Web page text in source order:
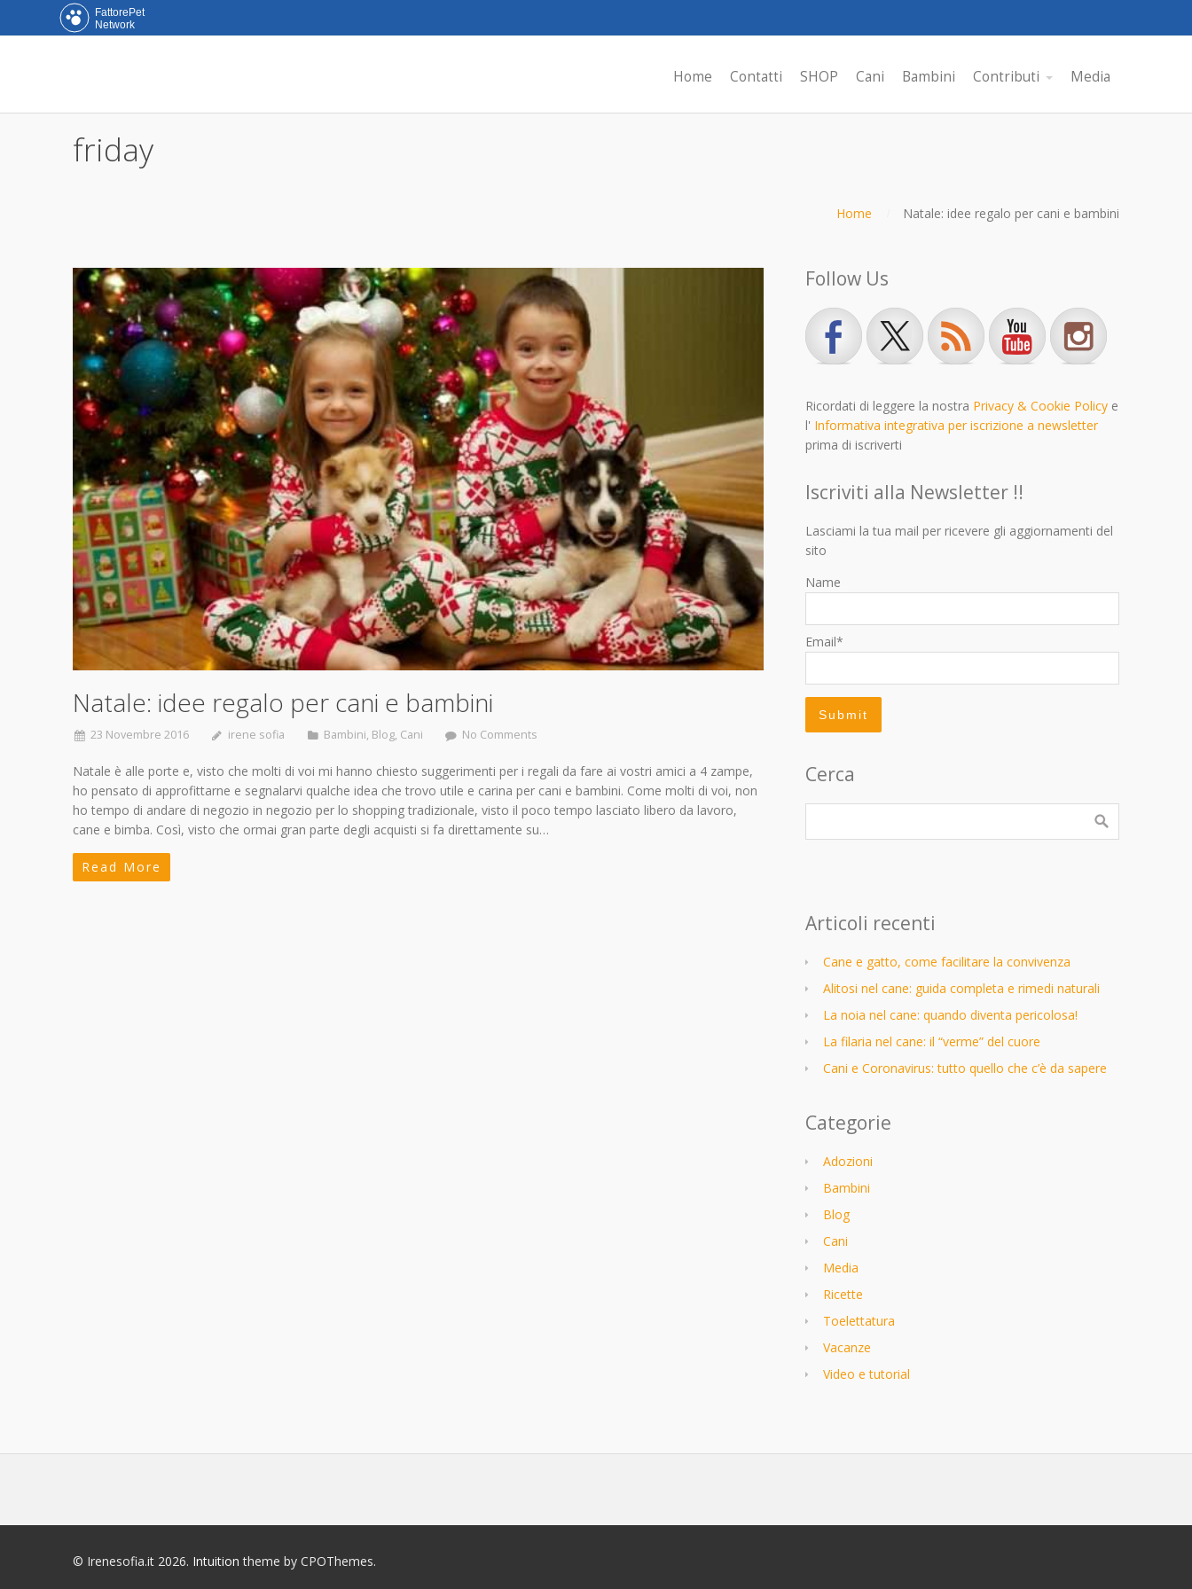
Home Contatti SHOP Cani Bambini Contributi Media
friday
Home Natale: idee regalo per cani e bambini
Natale: idee regalo per cani e bambini
23 Novembre 2016 irene sofia Bambini, Blog, Cani No Comments
Natale è alle porte e, visto che molti di voi mi hanno chiesto suggerimenti per i regali da fare ai vostri amici a 4 zampe,
ho pensato di approfittarne e segnalarvi qualche idea che trovo utile e carina per cani e bambini. Come molti di voi, non
ho tempo di andare di negozio in negozio per lo shopping tradizionale, visto il poco tempo lasciato libero da lavoro,
cane e bimba. Così, visto che ormai gran parte degli acquisti si fa direttamente su…
Read More
Follow Us
Ricordati di leggere la nostra Privacy & Cookie Policye
l' Informativa integrativa per iscrizione a newsletter
prima di iscriverti
Iscriviti alla Newsletter !!
Lasciami la tua mail per ricevere gli aggiornamenti del
sito
Name
Email*
Cerca
Articoli recenti
Cane e gatto, come facilitare la convivenza
Alitosi nel cane: guida completa e rimedi naturali
La noia nel cane: quando diventa pericolosa!
La filaria nel cane: il “verme” del cuore
Cani e Coronavirus: tutto quello che c’è da sapere
Categorie
Adozioni
Bambini
Blog
Cani
Media
Ricette
Toelettatura
Vacanze
Video e tutorial
© Irenesofia.it 2026. Intuition theme by CPOThemes.
FattorePet
Network